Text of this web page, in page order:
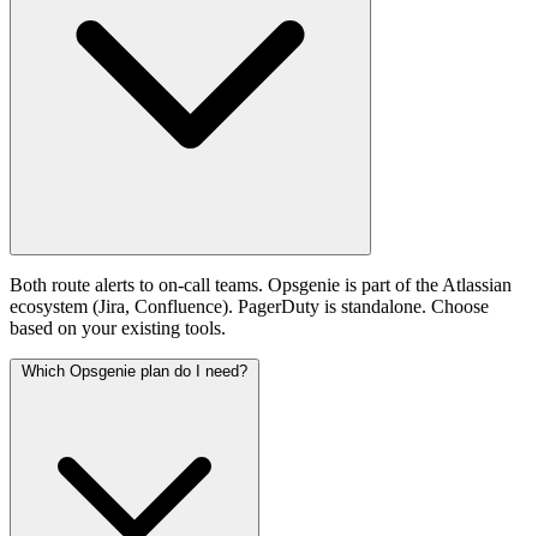
Both route alerts to on-call teams. Opsgenie is part of the Atlassian
ecosystem (Jira, Confluence). PagerDuty is standalone. Choose
based on your existing tools.
Which Opsgenie plan do I need?